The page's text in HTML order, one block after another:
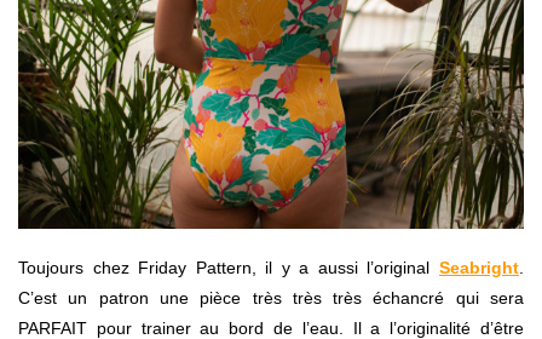
Toujours chez Friday Pattern, il y a aussi l’original Seabright
C’est un patron une pièce très très très échancré qui sera
PARFAIT pour trainer au bord de l’eau. Il a l’originalité d’être